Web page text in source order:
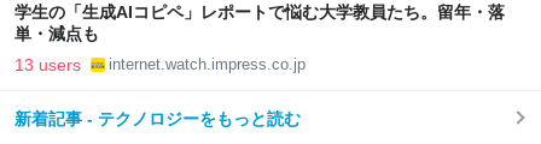
学生の「生成AIコピペ」レポートで悩む大学教員たち。留年・落
単・減点も
13 users internet.watch.impress.co.jp
新着記事 - テクノロジーをもっと読む